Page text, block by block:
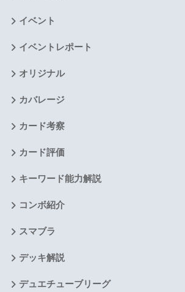
イベント
イベントレポート
オリジナル
カバレージ
カード考察
カード評価
キーワード能力解説
コンボ紹介
スマブラ
デッキ解説
デュエチューブリーグ